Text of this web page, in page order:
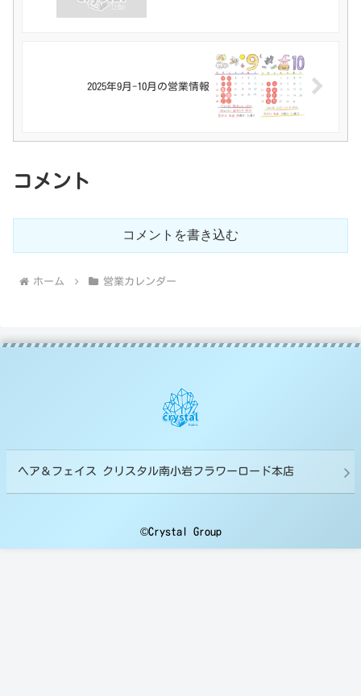
2025年9月-10月の営業情報
コメント
コメントを書き込む
ホーム 営業カレンダー
ヘア＆フェイス クリスタル南小岩フラワーロード本店
©Crystal Group